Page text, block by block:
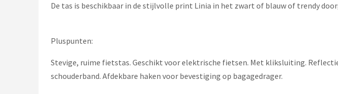
De tas is beschikbaar in de stijlvolle print Linia in het zwart of blauw of trendy
Pluspunten:
Stevige, ruime fietstas. Geschikt voor elektrische fietsen. Met kliksluiting.
schouderband. Afdekbare haken voor bevestiging op bagagedrager.